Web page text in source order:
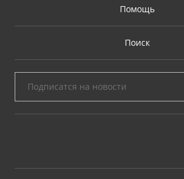
Помощь
Поиск